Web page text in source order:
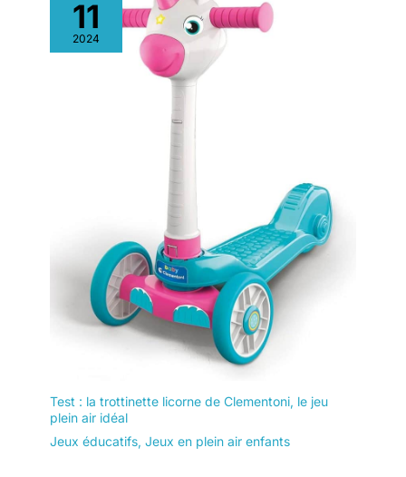
encore plus unique.
11
2024
Test : la trottinette licorne de Clementoni, le jeu
plein air idéal
Jeux éducatifs, Jeux en plein air enfants